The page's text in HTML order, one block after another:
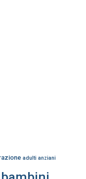
adulti anziani